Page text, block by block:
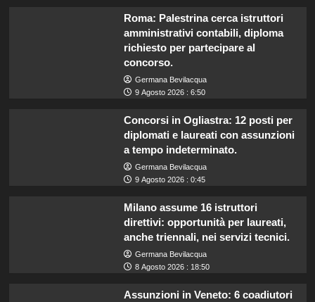
Roma: Palestrina cerca istruttori
amministrativi contabili, diploma
richiesto per partecipare al
concorso.
Germana Bevilacqua
9 Agosto 2026 : 6:50
Concorsi in Ogliastra: 12 posti per
diplomati e laureati con assunzioni
a tempo indeterminato.
Germana Bevilacqua
9 Agosto 2026 : 0:45
Milano assume 16 istruttori
direttivi: opportunità per laureati,
anche triennali, nei servizi tecnici.
Germana Bevilacqua
8 Agosto 2026 : 18:50
Assunzioni in Veneto: 6 coadiutori